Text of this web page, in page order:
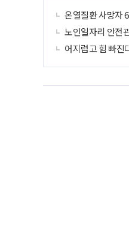
온열질환 사망자
노인일자리 안전
어지럽고 힘 빠진